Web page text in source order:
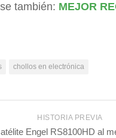
también: MEJOR
chollos en electrónica
HISTORIA PREVIA
Engel RS8100HD al